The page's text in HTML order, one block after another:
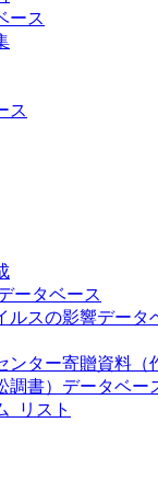
ース
ス
ータベース
ルスの影響データ
ター寄贈資料（
調書）データベー
_リスト